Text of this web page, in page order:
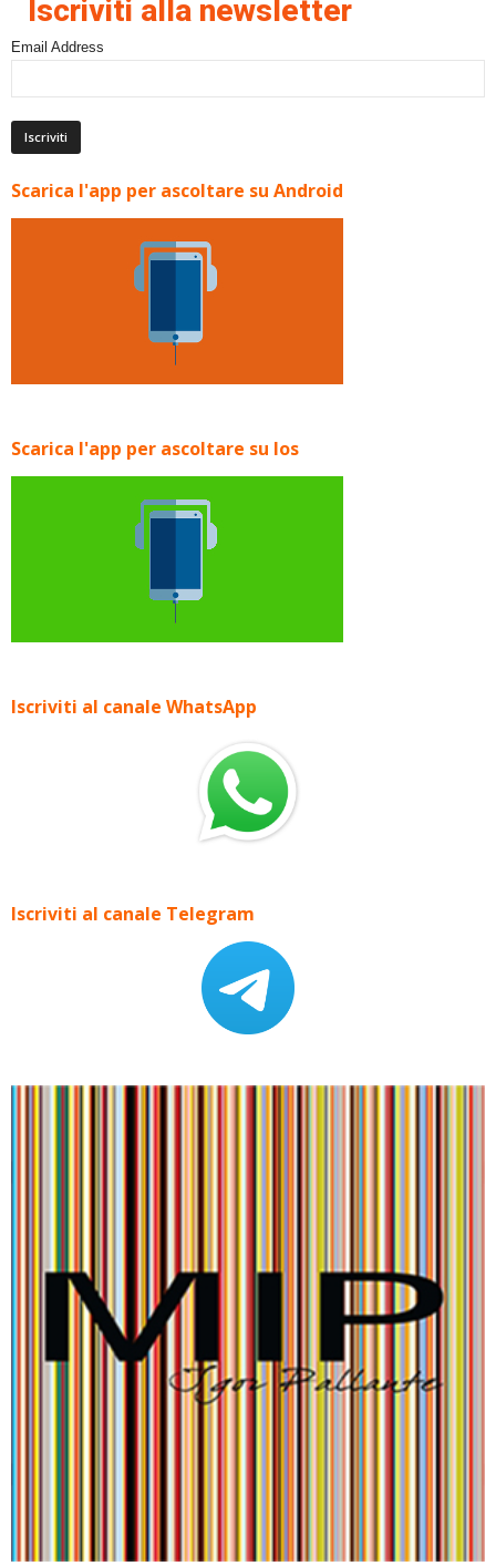
Iscriviti alla newsletter
Email Address
Scarica l'app per ascoltare su Android
Scarica l'app per ascoltare su Ios
Iscriviti al canale WhatsApp
Iscriviti al canale Telegram